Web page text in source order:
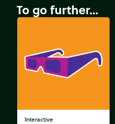
To go further...
Interactive